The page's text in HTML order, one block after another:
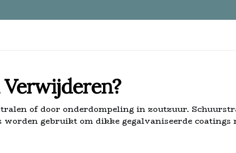
of door onderdompeling in zoutzuur.
gebruikt om dikke gegalvaniseerde coatings